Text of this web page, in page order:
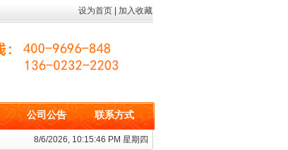
设为首页 加入收藏
公司公告 联系方式
8/6/2026, 10:15:46 PM 星期四